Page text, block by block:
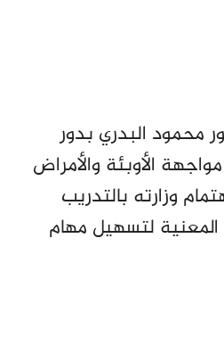
محمود البدري بدور
الأوبئة والأمراض
وزارته بالتدريب
لتسهيل مهام